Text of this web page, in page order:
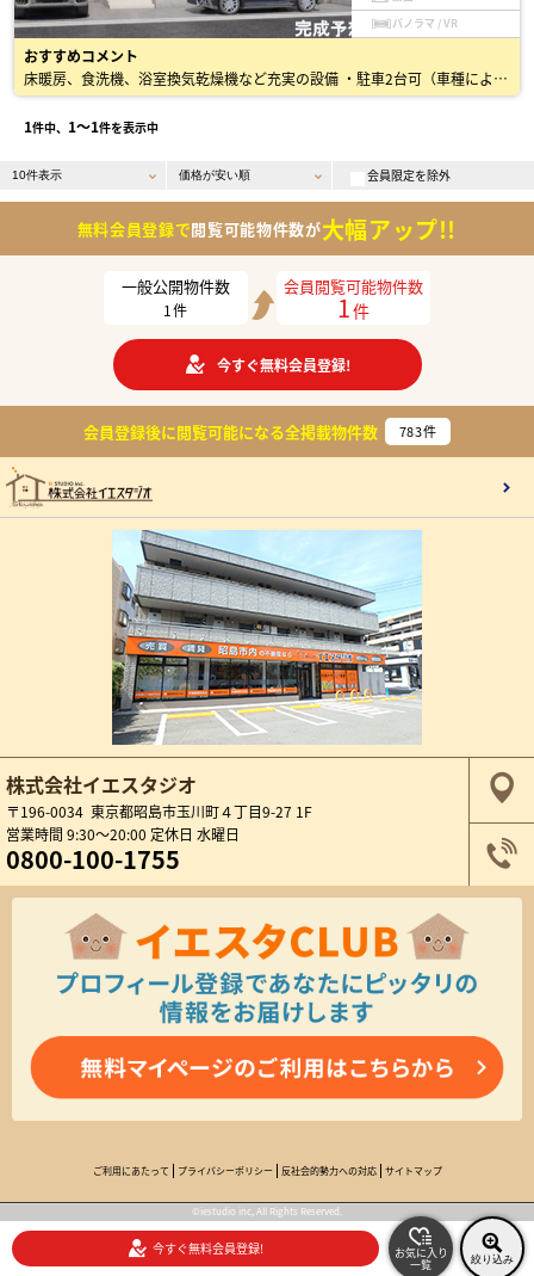
パノラマ / VR
おすすめコメント
床暖房、食洗機、浴室換気乾燥機など充実の設備 ・駐車2台可（車種による） ・ウォークインクローゼット、リビング収納、階段下収納 ・主寝室約9.5帖、LDK約20.5帖 ・経済的で人気の都…
1件中、 1〜1件を表示中
会員限定を除外
無料会員登録で閲覧可能物件数が大幅アップ!!
一般公開物件数
1件
会員閲覧可能物件数
1件
今すぐ無料会員登録!
会員登録後に閲覧可能になる全掲載物件数 783件
株式会社イエスタジオ
〒196-0034 東京都昭島市玉川町４丁目9-27 1F
営業時間 9:30～20:00 定休日 水曜日
0800-100-1755
ご利用にあたって プライバシーポリシー 反社会的勢力への対応 サイトマップ
©iestudio inc, All Rights Reserved.
今すぐ無料会員登録! お気に入り
一覧 絞り込み